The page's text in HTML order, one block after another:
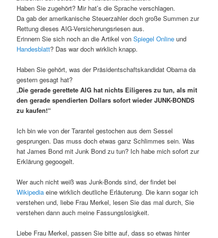
Haben Sie zugehört? Mir hat’s die Sprache verschlagen.
Da gab der amerikanische Steuerzahler doch große Summen zur
Rettung dieses AIG-Versicherungsriesen aus.
Erinnern Sie sich noch an die Artikel vonSpiegel Online und
Handesblatt? Das war doch wirklich knapp.
Haben Sie gehört, was der Präsidentschaftskandidat Obama da
gestern gesagt hat?
„Die gerade gerettete AIG hat nichts Eiligeres zu tun, als mit
den gerade spendierten Dollars sofort wieder JUNK-BONDS
zu kaufen!“
Ich bin wie von der Tarantel gestochen aus dem Sessel
gesprungen. Das muss doch etwas ganz Schlimmes sein. Was
hat James Bond mit Junk Bond zu tun? Ich habe mich sofort zur
Erklärung gegoogelt.
Wer auch nicht weiß was Junk-Bonds sind, der findet bei
Wikipedia eine wirklich deutliche Erläuterung. Die kann sogar ich
verstehen und, liebe Frau Merkel, lesen Sie das mal durch, Sie
verstehen dann auch meine Fassungslosigkeit.
Liebe Frau Merkel, passen Sie bitte auf, dass so etwas hinter